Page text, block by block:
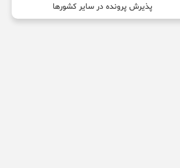
پذیرش پرونده در سایر کشورها